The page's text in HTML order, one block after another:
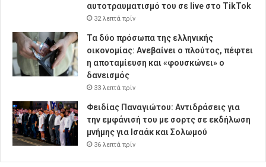
αυτοτραυματισμό του σε live στο TikTok
32 λεπτά πρίν
Τα δύο πρόσωπα της ελληνικής
οικονομίας: Aνεβαίνει ο πλούτος, πέφτει
η αποταμίευση και «φουσκώνει» ο
δανεισμός
33 λεπτά πρίν
Φειδίας Παναγιώτου: Αντιδράσεις για
την εμφάνισή του με σορτς σε εκδήλωση
μνήμης για Ισαάκ και Σολωμού
36 λεπτά πρίν